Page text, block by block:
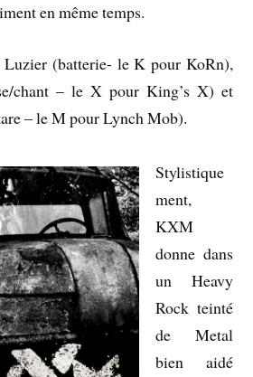
en même temps.
(batterie- le K pour KoRn),
chant – le X pour King’s X) et
– le M pour Lynch Mob).
Stylistique
ment,
KXM
donne dans
un Heavy
Rock teinté
de Metal
bien aidé